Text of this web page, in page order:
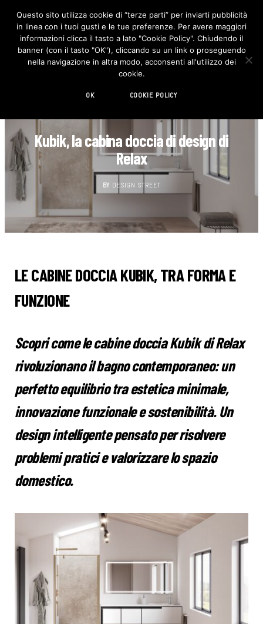
F
c
e
b
o
I
n
s
t
Kubik, la cabina doccia di design di
Relax
BY DESIGN STREET
LE CABINE DOCCIA KUBIK, TRA FORMA E
FUNZIONE
Scopri come le cabine doccia Kubik di Relax
rivoluzionano il bagno contemporaneo: un
perfetto equilibrio tra estetica minimale,
innovazione funzionale e sostenibilità. Un
design intelligente pensato per risolvere
problemi pratici e valorizzare lo spazio
domestico.
Questo sito utilizza cookie di “terze parti” per inviarti pubblicità
in linea con i tuoi gusti e le tue preferenze. Per avere maggiori
informazioni clicca il tasto a lato "Cookie Policy". Chiudendo il
banner (con il tasto "OK"), cliccando su un link o proseguendo
nella navigazione in altra modo, acconsenti all'utilizzo dei
cookie.
OK COOKIE POLICY